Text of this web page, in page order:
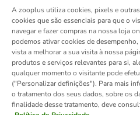
A zooplus utiliza cookies, pixels e
cookies que são essenciais para que o
navegar e fazer compras na nossa loja
podemos ativar cookies de
vista a melhorar a sua visita à nossa
produtos e serviços relevantes para si,
qualquer momento o visitante pode
("Personalizar definições"). Para mais
o tratamento dos seus dados, sobre os
finalidade desse tratamento, deve